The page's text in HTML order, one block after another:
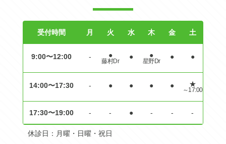
受付時間 月 火 水 木 金 土
9:00〜12:00 - ●
藤村Dr
● ●
星野Dr
● ●
14:00〜17:30 - ● ● ● ● ★
～17:00
17:30〜19:00 - - ● - - -
休診日：月曜・日曜・祝日